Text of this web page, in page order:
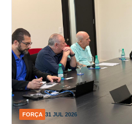
FORÇA 31 JUL 2026